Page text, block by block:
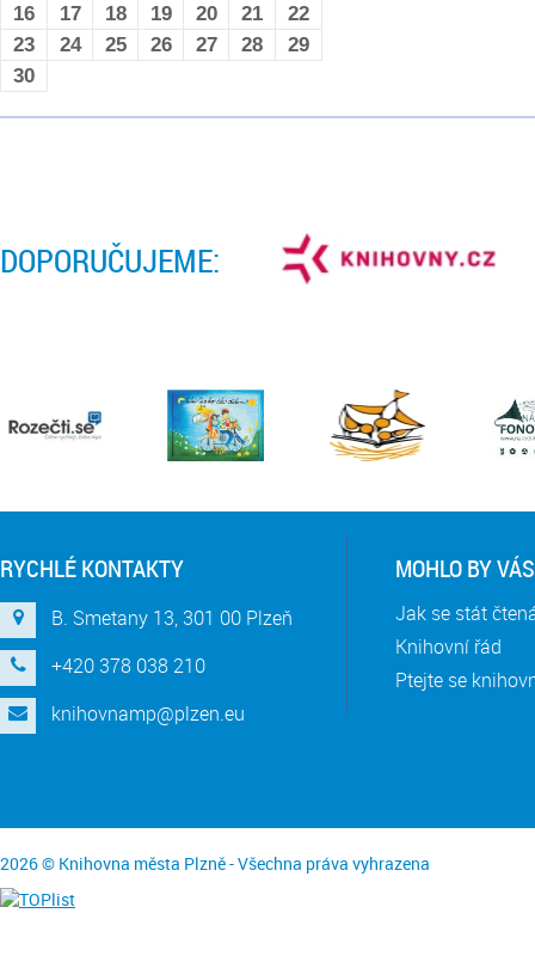
16
17 18 19 20 21
22
23
24 25 26 27 28
29
30
DOPORUČUJEME:
RYCHLÉ KONTAKTY
B. Smetany 13, 301 00 Plzeň
+420 378 038 210
knihovnamp@plzen.eu
MOHLO BY
Jak se stát
Knihovní řád
Ptejte se
2026 © Knihovna města Plzně - Všechna práva vyhrazena